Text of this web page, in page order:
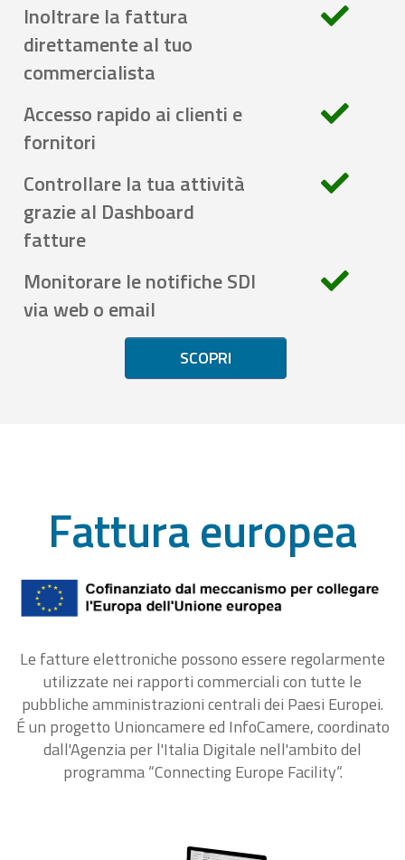
Inoltrare la fattura
direttamente al tuo
commercialista
Accesso rapido ai clienti e
fornitori
Controllare la tua attività
grazie al Dashboard
fatture
Monitorare le notifiche SDI
via web o email
SCOPRI
Fattura europea
Le fatture elettroniche possono essere regolarmente
utilizzate nei rapporti commerciali con tutte le
pubbliche amministrazioni centrali dei Paesi Europei.
É un progetto Unioncamere ed InfoCamere, coordinato
dall'Agenzia per l'Italia Digitale nell'ambito del
programma “Connecting Europe Facility“.